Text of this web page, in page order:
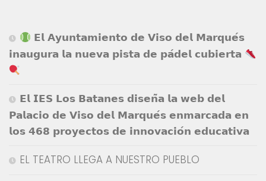
𝗘𝗹 𝗔𝘆𝘂𝗻𝘁𝗮𝗺𝗶𝗲𝗻𝘁𝗼 𝗱𝗲 𝗩𝗶𝘀𝗼 𝗱𝗲𝗹 𝗠𝗮𝗿𝗾𝘂𝗲́𝘀
𝗶𝗻𝗮𝘂𝗴𝘂𝗿𝗮 𝗹𝗮 𝗻𝘂𝗲𝘃𝗮 𝗽𝗶𝘀𝘁𝗮 𝗱𝗲 𝗽𝗮́𝗱𝗲𝗹 𝗰𝘂𝗯𝗶𝗲𝗿𝘁𝗮
𝗘𝗹 𝗜𝗘𝗦 𝗟𝗼𝘀 𝗕𝗮𝘁𝗮𝗻𝗲𝘀 𝗱𝗶𝘀𝗲𝗻̃𝗮 𝗹𝗮 𝘄𝗲𝗯 𝗱𝗲𝗹
𝗣𝗮𝗹𝗮𝗰𝗶𝗼 𝗱𝗲 𝗩𝗶𝘀𝗼 𝗱𝗲𝗹 𝗠𝗮𝗿𝗾𝘂𝗲́𝘀 𝗲𝗻𝗺𝗮𝗿𝗰𝗮𝗱𝗮 𝗲𝗻
𝗹𝗼𝘀 𝟰𝟲𝟴 𝗽𝗿𝗼𝘆𝗲𝗰𝘁𝗼𝘀 𝗱𝗲 𝗶𝗻𝗻𝗼𝘃𝗮𝗰𝗶𝗼́𝗻 𝗲𝗱𝘂𝗰𝗮𝘁𝗶𝘃𝗮
EL TEATRO LLEGA A NUESTRO PUEBLO